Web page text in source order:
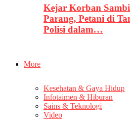
Kejar Korban
Parang, Petani di
Polisi dalam…
More
Kesehatan & Gaya Hidup
Infotaimen & Hiburan
Sains & Teknologi
Video